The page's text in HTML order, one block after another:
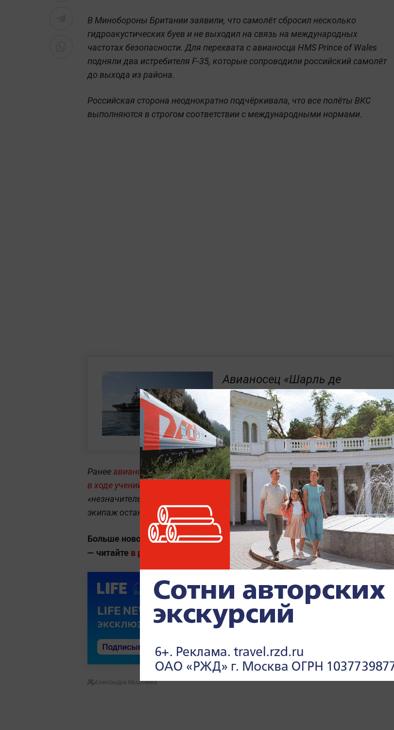
В Минобороны Британии заявили, что самолёт сбросил несколько
гидроакустических буев и не выходил на связь на международных
частотах безопасности. Для перехвата с авианосца HMS Prince of Wales
подняли два истребителя F-35, которые сопроводили российский самолёт
до выхода из района.
Российская сторона неоднократно подчёркивала, что все полёты ВКС
выполняются в строгом соответствии с международными нормами.
Авианосец «Шарль де
Голль» вернётся с Ближнего
Востока во Францию для
ремонта
Ранееавианосец HMS Prince of Wales ВМС Великобритании вышел из строя
в ходе учений НАТО в Северной Атлантике.Причиной названа
«незначительная техническая проблема с гребным валом», из-за которой
экипаж остановился в норвежском Ставангере для ремонта.
Больше новостей о глобальных событиях и международных отношениях
— читайте в разделе «Мировая политика» на Life.ru.
Александра Мышляева